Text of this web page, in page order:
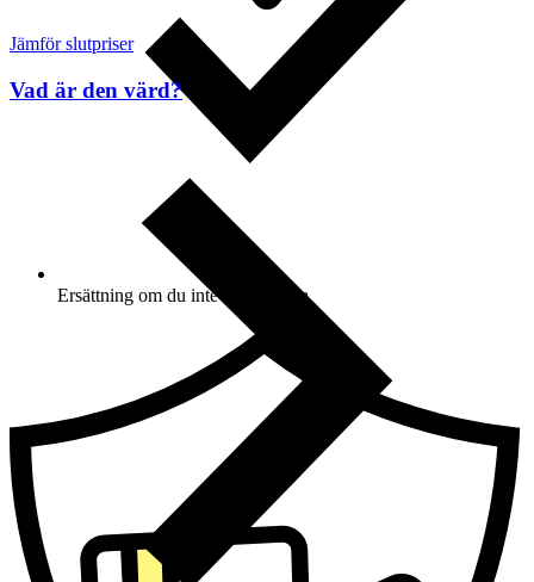
Ersättning om du inte får din vara
Jämför slutpriser
Vad är den värd?